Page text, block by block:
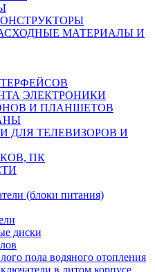
МАТЕРИАЛЫ И
ЭЛЕКТРОНИКИ
И ПЛАНШЕТОВ
ДЛЯ ТЕЛЕВИЗОРОВ И
ПК
(блоки питания)
диски
пола водяного отопления
в литом корпусе